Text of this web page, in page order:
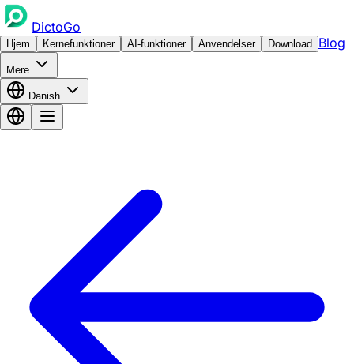
DictoGo
Hjem Kernefunktioner AI-funktioner Anvendelser Download Blog
Mere
Danish